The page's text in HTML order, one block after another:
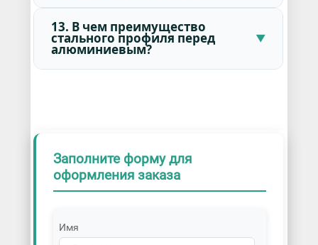
13. В чем преимущество
стального профиля перед
алюминиевым?
Заполните форму для
оформления заказа
Имя